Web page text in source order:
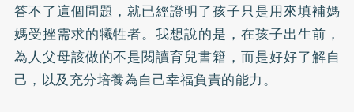
答不了這個問題，就已經證明了孩子只是用來填補媽
媽受挫需求的犧牲者。我想說的是，在孩子出生前，
為人父母該做的不是閱讀育兒書籍，而是好好了解自
己，以及充分培養為自己幸福負責的能力。